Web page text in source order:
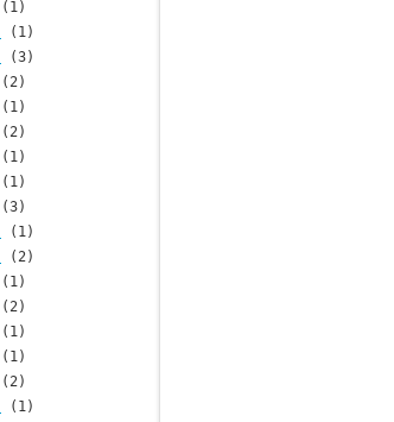
(1)
(1)
(3)
(2)
(1)
(2)
(1)
(1)
(3)
(1)
(2)
(1)
(2)
(1)
(1)
(2)
(1)